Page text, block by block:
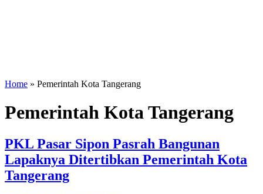
Home » Pemerintah Kota Tangerang
Pemerintah Kota Tangerang
PKL Pasar Sipon Pasrah Bangunan
Lapaknya Ditertibkan Pemerintah Kota
Tangerang